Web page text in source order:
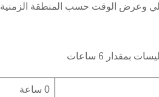
وعرض الوقت حسب المنطقة الزمنية
6 ساعات
0 ساعة